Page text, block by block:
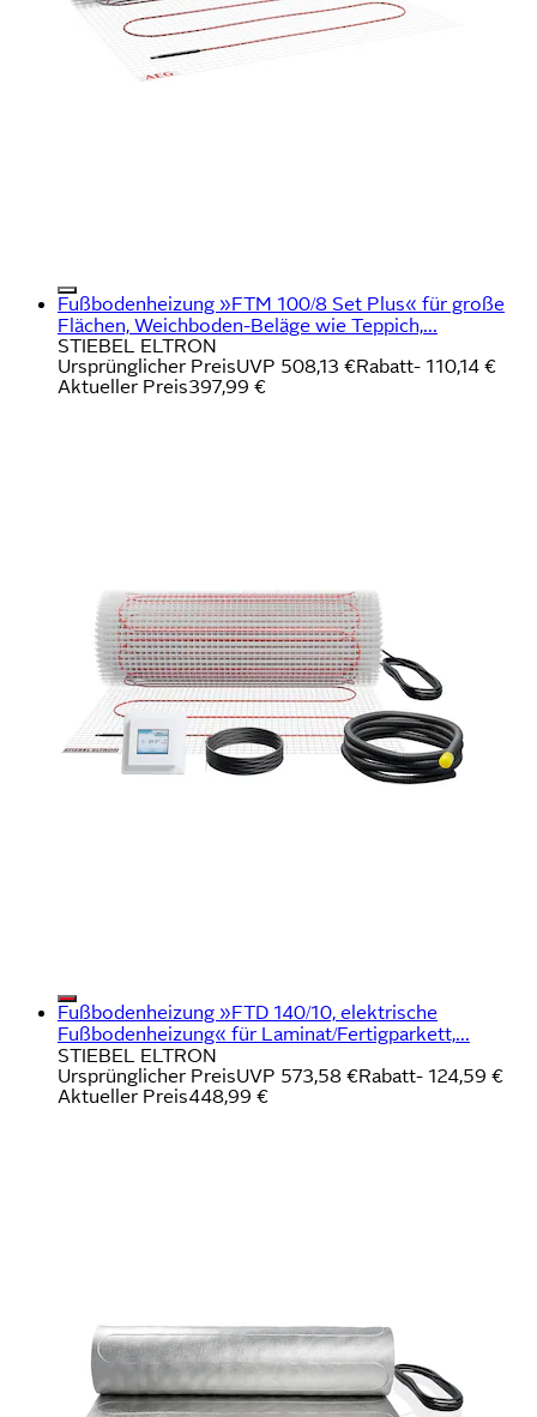
Fußbodenheizung »FTM 100/8 Set Plus« für große
Flächen, Weichboden-Beläge wie Teppich,...
STIEBEL ELTRON
Ursprünglicher PreisUVP 508,13 €Rabatt- 110,14 €
Aktueller Preis397,99 €
Fußbodenheizung »FTD 140/10, elektrische
Fußbodenheizung« für Laminat/Fertigparkett,...
STIEBEL ELTRON
Ursprünglicher PreisUVP 573,58 €Rabatt- 124,59 €
Aktueller Preis448,99 €